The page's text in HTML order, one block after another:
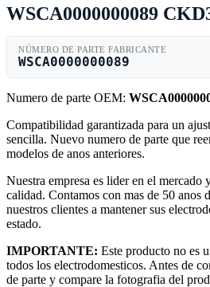
WSCA0000000089
NÚMERO DE PARTE FABRICANTE
WSCA0000000089
Numero de parte OEM:
Compatibilidad garantizada para un
sencilla. Nuevo numero de parte que
modelos de anos anteriores.
Nuestra empresa es lider en el mercado
calidad. Contamos con mas de 50 anos
nuestros clientes a mantener sus
estado.
IMPORTANTE: Este producto no es
todos los electrodomesticos. Antes de
de parte y compare la fotografia del